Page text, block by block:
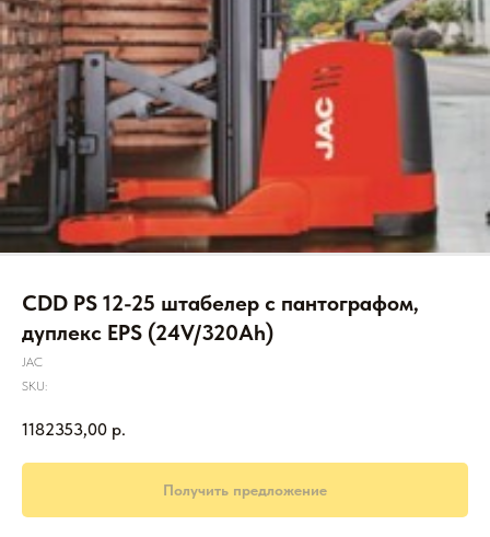
CDD PS 12-25 штабелер с пантографом,
дуплекс EPS (24V/320Ah)
JAC
SKU:
1182353,00 р.
Получить предложение